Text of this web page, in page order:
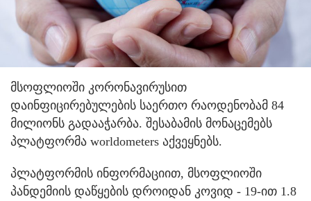
მსოფლიოში კორონავირუსით
დაინფიცირებულების საერთო რაოდენობამ 84
მილიონს გადააჭარბა. შესაბამის მონაცემებს
პლატფორმა worldometers აქვეყნებს.
პლატფორმის ინფორმაციით, მსოფლიოში
პანდემიის დაწყების დროიდან კოვიდ - 19-ით 1.8